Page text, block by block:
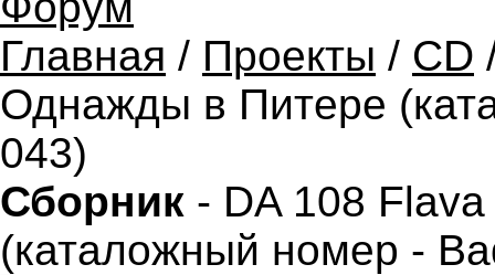
Главная / Проекты / CD
Однажды в Питере
043)
Сборник - DA 108
(каталожный номер -